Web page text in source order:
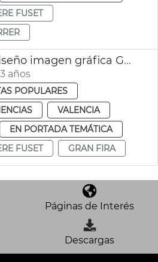
FUSET
Convocatoria diseño imagen gráfica Gran Fira
años
POPULARES
VALENCIA
EN PORTADA TEMÁTICA
FUSET GRAN FIRA
Páginas de Interés
Descargas